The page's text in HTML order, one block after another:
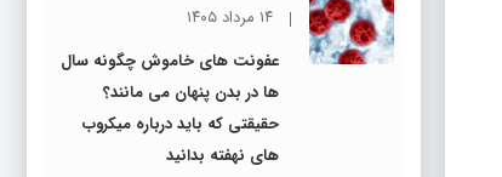
۱۴ مرداد ۱۴۰۵
عفونت های خاموش چگونه سال
ها در بدن پنهان می مانند؟
حقیقتی که باید درباره میکروب
های نهفته بدانید